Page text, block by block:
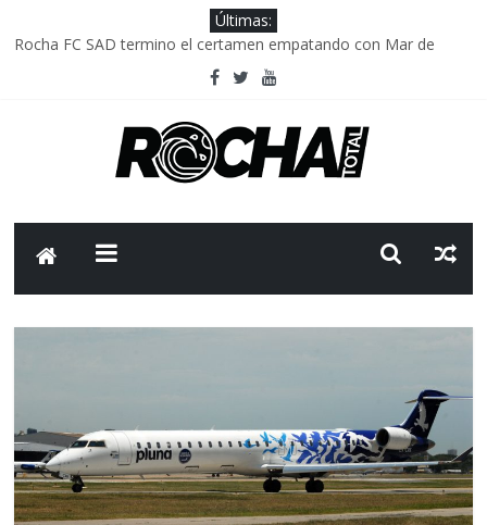
Últimas:
Rocha FC SAD termino el certamen empatando con Mar de
Delegación parlamentaria uruguaya llega a Israel; el Frente
Caso Charles Carrera: la causa que sobrevivió al paso del tiempo
Criminalidad en Uruguay: menos delitos,los homicidios son lo